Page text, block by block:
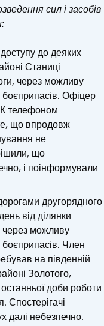
сил і засобів
до деяких
Станиці
через можливу
боєприпасів. Офіцер
телефоном
що впродовж
не
що
і поінформували
другорядного
від ділянки
через можливу
боєприпасів. Член
на південній
Золотого,
доби роботи
Спостерігачі
далі небезпечно.